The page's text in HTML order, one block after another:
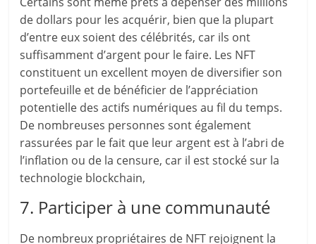
de dollars pour les acquérir, bien que la plupart
d’entre eux soient des célébrités, car ils ont
suffisamment d’argent pour le faire. Les NFT
constituent un excellent moyen de diversifier son
portefeuille et de bénéficier de l’appréciation
potentielle des actifs numériques au fil du temps.
De nombreuses personnes sont également
rassurées par le fait que leur argent est à l’abri de
l’inflation ou de la censure, car il est stocké sur la
technologie blockchain,
7. Participer à une communauté
De nombreux propriétaires de NFT rejoignent la